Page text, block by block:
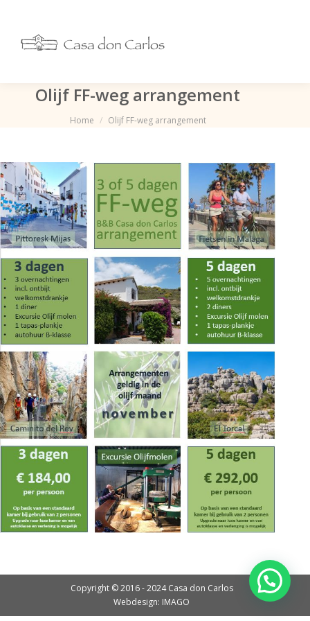
Olijf FF-weg arrangement
Je bent hier:
Home Olijf FF-weg arrangement
Copyright © 2016 - 2024 Casa don Carlos
Webdesign: IMAGO